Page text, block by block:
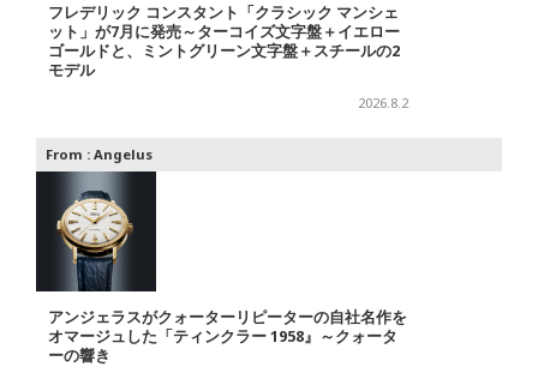
フレデリック コンスタント「クラシック マンシェ
ット」が7月に発売～ターコイズ文字盤＋イエロー
ゴールドと、ミントグリーン文字盤＋スチールの2
モデル
2026.8.2
From : Angelus
アンジェラスがクォーターリピーターの自社名作を
オマージュした「ティンクラー 1958』～クォータ
ーの響き